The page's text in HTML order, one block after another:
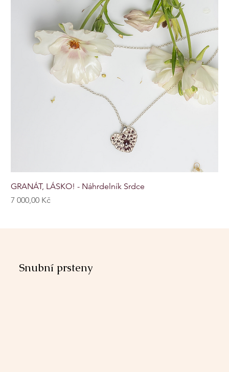
GRANÁT, LÁSKO! - Náhrdelník Srdce
Cena
7 000,00 Kč
Snubní prsteny